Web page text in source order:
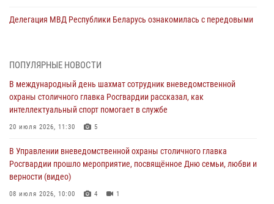
Делегация МВД Республики Беларусь ознакомилась с передовыми
боевому самбо. (видео)
04 августа 2026, 14:00
Офицер Росгвардии стал гостем прямого эфира на «Радио Москвы»
04 августа 2026, 12:28
В Москве росгвардейцы задержали подозреваемого в нападении
на охранника торгового центра (видео)
ПОПУЛЯРНЫЕ НОВОСТИ
В международный день шахмат сотрудник вневедомственной
охраны столичного главка Росгвардии рассказал, как
интеллектуальный спорт помогает в службе
20 июля 2026, 11:30 5
В Управлении вневедомственной охраны столичного главка
Росгвардии прошло мероприятие, посвящённое Дню семьи, любви и
верности (видео)
08 июля 2026, 10:00 4 1